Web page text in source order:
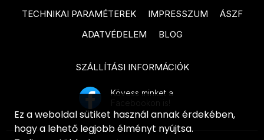
PARADYZ Synergy termékcsalád
PARADYZ Emilly Beige
PARADYZ Freedom termékcsalád
PARADYZ Illusion termékcsalád
PARADYZ Ideal termékcsalád
termékcsalád
TUBADZIN Patina Plate
termékcsalád
TUBADZIN Industrio termékcsalád
TECHNIKAI PARAMÉTEREK IMPRESSZUM
ÁSZF
ADATVÉDELEM
BLOG
SZÁLLÍTÁSI INFORMÁCIÓK
Kövess minket a
Facebookon is!
Ez a weboldal sütiket használ annak érdekében,
hogy a lehető legjobb élményt nyújtsa.